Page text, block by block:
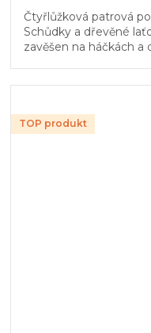
Čtyřlůžková patrová
Schůdky a dřevěné
zavěšen na háčkách a
TOP produkt